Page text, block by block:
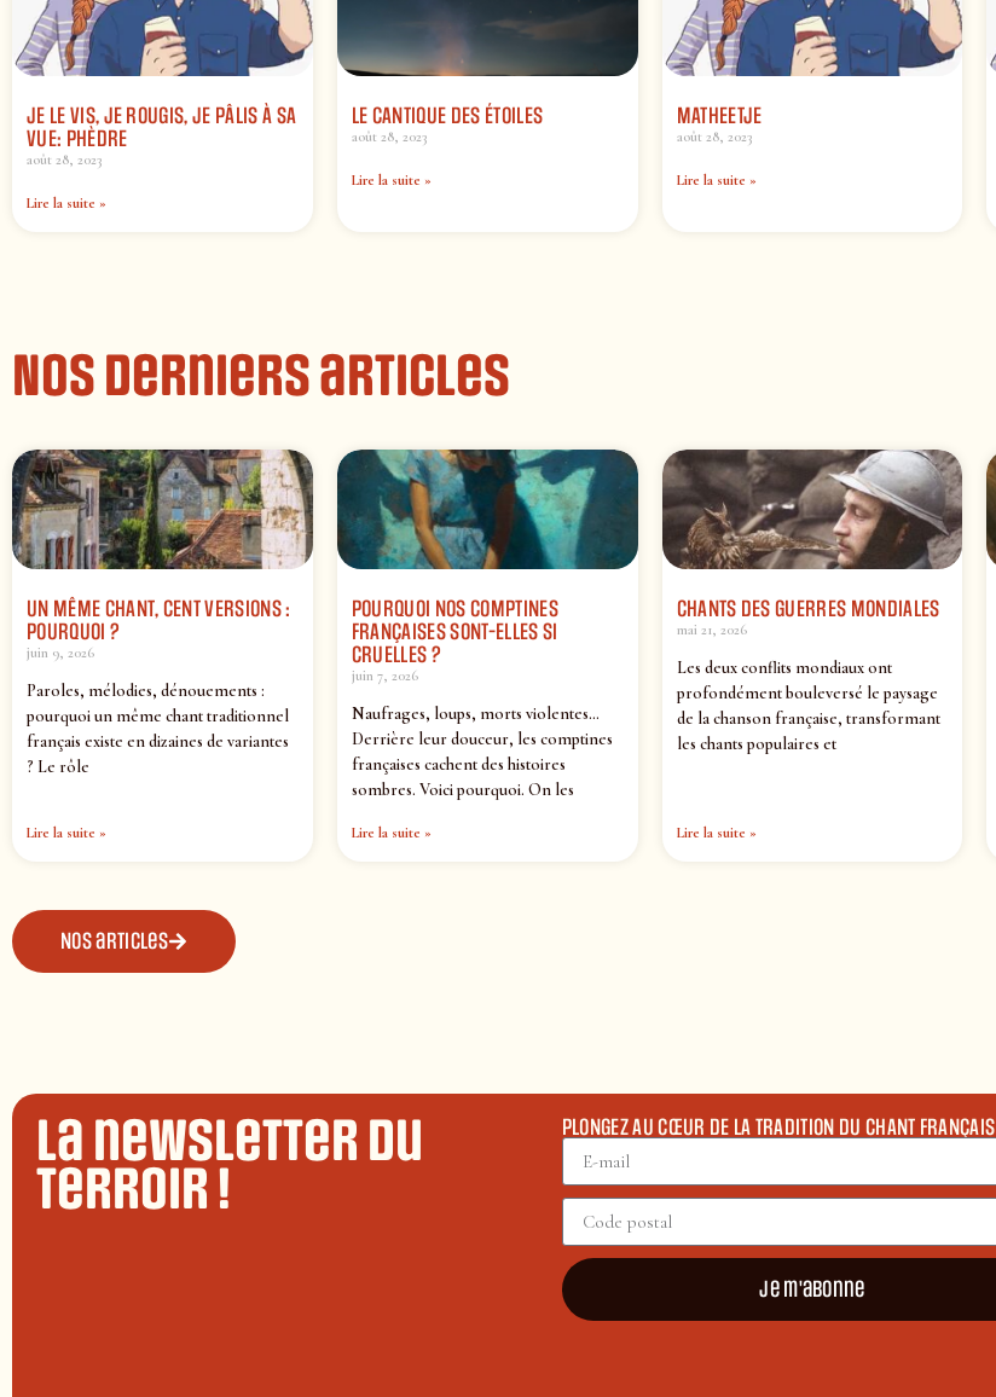
JE LE VIS, JE ROUGIS, JE PÂLIS À SA
VUE: PHÈDRE
août 28, 2023
Lire la suite »
LE CANTIQUE DES ÉTOILES
août 28, 2023
Lire la suite »
MATHEETJE
août 28, 2023
Lire la suite »
Nos derniers articles
UN MÊME CHANT, CENT VERSIONS :
POURQUOI ?
juin 9, 2026
Paroles, mélodies, dénouements :
pourquoi un même chant traditionnel
français existe en dizaines de variantes
? Le rôle
Lire la suite »
POURQUOI NOS COMPTINES
FRANÇAISES SONT-ELLES SI
CRUELLES ?
juin 7, 2026
Naufrages, loups, morts violentes…
Derrière leur douceur, les comptines
françaises cachent des histoires
sombres. Voici pourquoi. On les
Lire la suite »
CHANTS DES GUERRES MONDIALES
mai 21, 2026
Les deux conflits mondiaux ont
profondément bouleversé le paysage
de la chanson française, transformant
les chants populaires et
Lire la suite »
Nos articles
La newsletter du
terroir !
PLONGEZ AU CŒUR DE LA TRADITION DU CHANT FRANÇAIS
Je m'abonne